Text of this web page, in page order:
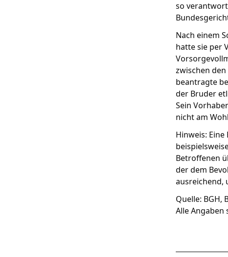
so
Nach einem
hatte sie per
zwischen
beantragte
der Bruder
Sein
nicht am
Hinweis:
Betroffenen
der dem
ausreichend,
Quelle: BGH,
Alle Angaben